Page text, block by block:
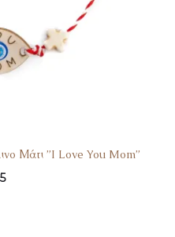
Μάτι ”I Love You Mom”
5